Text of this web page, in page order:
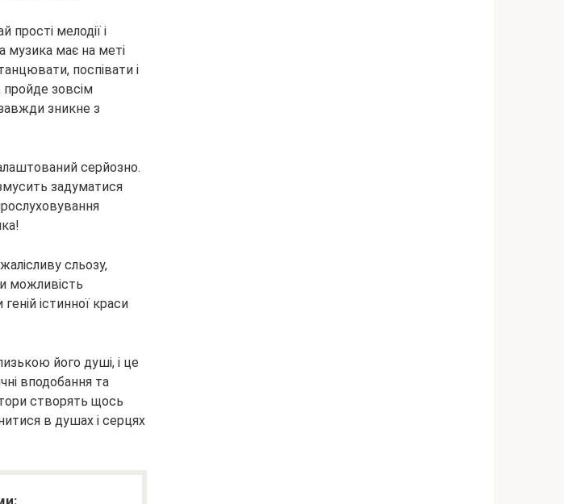
мелодії і
музика має на меті
поспівати і
зовсім
зникне з
серйозно.
задуматися
сльозу,
можливість
істинної краси
його душі, і це
вподобання та
створять щось
в душах і серцях